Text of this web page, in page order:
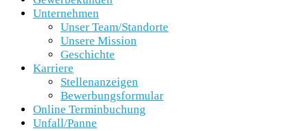
Unternehmen
Unser Team/Standorte
Unsere Mission
Geschichte
Karriere
Stellenanzeigen
Bewerbungsformular
Online Terminbuchung
Unfall/Panne